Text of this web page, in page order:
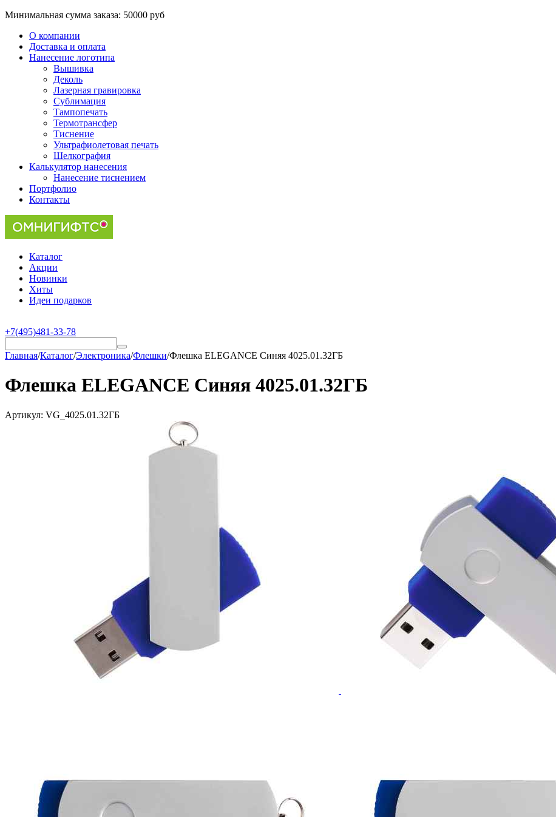
Минимальная сумма заказа: 50000 руб
О компании
Доставка и оплата
Нанесение логотипа
Вышивка
Деколь
Лазерная гравировка
Сублимация
Тампопечать
Термотрансфер
Тиснение
Ультрафиолетовая печать
Шелкография
Калькулятор нанесения
Нанесение тиснением
Портфолио
Контакты
Каталог
Акции
Новинки
Хиты
Идеи подарков
+7(495)481-33-78
Главная/Каталог/Электроника/Флешки/Флешка ELEGANCE Синяя 4025.01.32ГБ
Флешка ELEGANCE Синяя 4025.01.32ГБ
Артикул: VG_4025.01.32ГБ